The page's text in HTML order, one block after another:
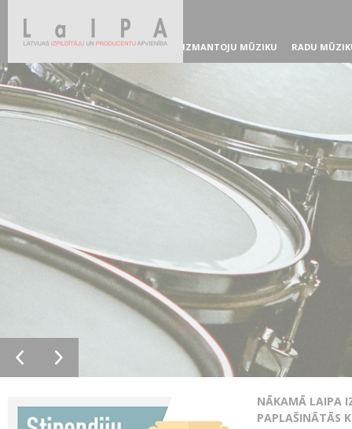
IZMANTOJU MŪZIKU RADU
NĀKAMĀ LAIPA
PAPLAŠINĀTĀS